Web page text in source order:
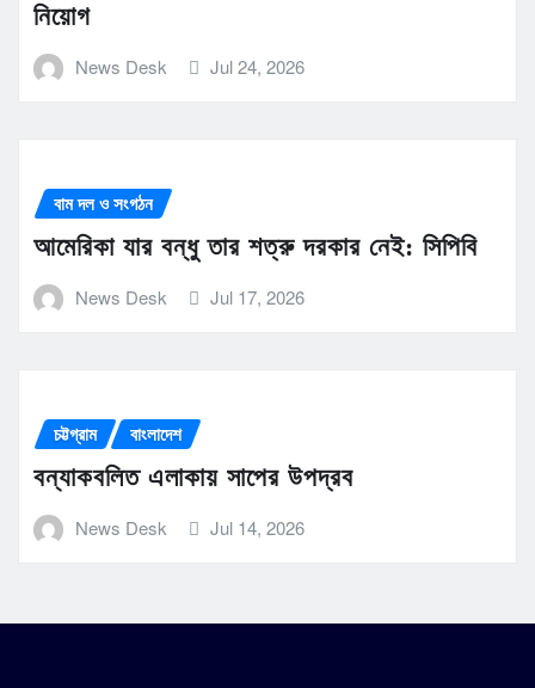
নিয়োগ
News Desk Jul 24, 2026
বাম দল ও সংগঠন
আমেরিকা যার বন্ধু তার শত্রু দরকার নেই: সিপিবি
News Desk Jul 17, 2026
চট্টগ্রাম বাংলাদেশ
বন্যাকবলিত এলাকায় সাপের উপদ্রব
News Desk Jul 14, 2026